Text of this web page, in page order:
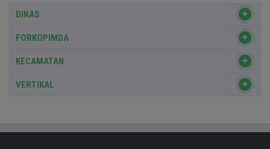
DINAS
FORKOPIMDA
KECAMATAN
VERTIKAL